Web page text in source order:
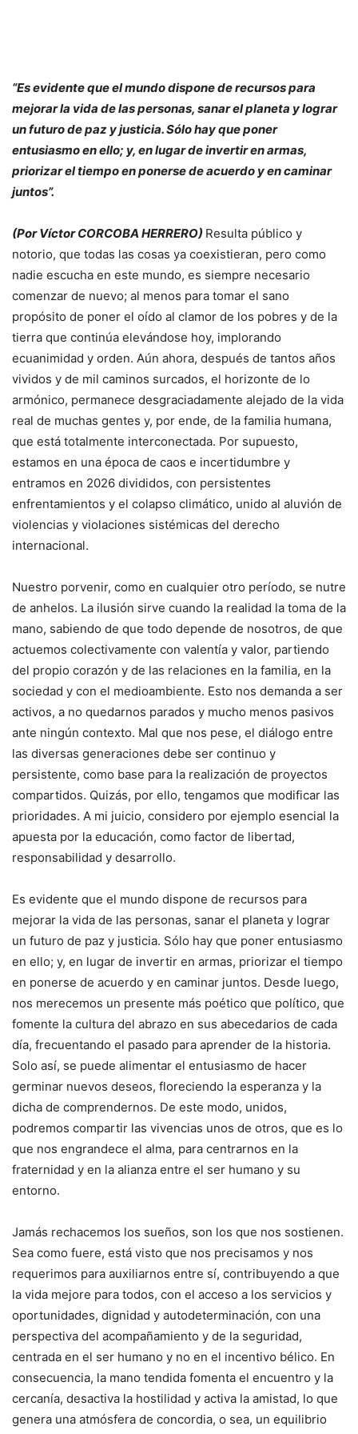
“Es evidente que el mundo dispone de recursos para
mejorar la vida de las personas, sanar el planeta y lograr
un futuro de paz y justicia. Sólo hay que poner
entusiasmo en ello; y, en lugar de invertir en armas,
priorizar el tiempo en ponerse de acuerdo y en caminar
juntos”.
(Por Víctor CORCOBA HERRERO) Resulta público y
notorio, que todas las cosas ya coexistieran, pero como
nadie escucha en este mundo, es siempre necesario
comenzar de nuevo; al menos para tomar el sano
propósito de poner el oído al clamor de los pobres y de la
tierra que continúa elevándose hoy, implorando
ecuanimidad y orden. Aún ahora, después de tantos años
vividos y de mil caminos surcados, el horizonte de lo
armónico, permanece desgraciadamente alejado de la vida
real de muchas gentes y, por ende, de la familia humana,
que está totalmente interconectada. Por supuesto,
estamos en una época de caos e incertidumbre y
entramos en 2026 divididos, con persistentes
enfrentamientos y el colapso climático, unido al aluvión de
violencias y violaciones sistémicas del derecho
internacional.
Nuestro porvenir, como en cualquier otro período, se nutre
de anhelos. La ilusión sirve cuando la realidad la toma de la
mano, sabiendo de que todo depende de nosotros, de que
actuemos colectivamente con valentía y valor, partiendo
del propio corazón y de las relaciones en la familia, en la
sociedad y con el medioambiente. Esto nos demanda a ser
activos, a no quedarnos parados y mucho menos pasivos
ante ningún contexto. Mal que nos pese, el diálogo entre
las diversas generaciones debe ser continuo y
persistente, como base para la realización de proyectos
compartidos. Quizás, por ello, tengamos que modificar las
prioridades. A mi juicio, considero por ejemplo esencial la
apuesta por la educación, como factor de libertad,
responsabilidad y desarrollo.
Es evidente que el mundo dispone de recursos para
mejorar la vida de las personas, sanar el planeta y lograr
un futuro de paz y justicia. Sólo hay que poner entusiasmo
en ello; y, en lugar de invertir en armas, priorizar el tiempo
en ponerse de acuerdo y en caminar juntos. Desde luego,
nos merecemos un presente más poético que político, que
fomente la cultura del abrazo en sus abecedarios de cada
día, frecuentando el pasado para aprender de la historia.
Solo así, se puede alimentar el entusiasmo de hacer
germinar nuevos deseos, floreciendo la esperanza y la
dicha de comprendernos. De este modo, unidos,
podremos compartir las vivencias unos de otros, que es lo
que nos engrandece el alma, para centrarnos en la
fraternidad y en la alianza entre el ser humano y su
entorno.
Jamás rechacemos los sueños, son los que nos sostienen.
Sea como fuere, está visto que nos precisamos y nos
requerimos para auxiliarnos entre sí, contribuyendo a que
la vida mejore para todos, con el acceso a los servicios y
oportunidades, dignidad y autodeterminación, con una
perspectiva del acompañamiento y de la seguridad,
centrada en el ser humano y no en el incentivo bélico. En
consecuencia, la mano tendida fomenta el encuentro y la
cercanía, desactiva la hostilidad y activa la amistad, lo que
genera una atmósfera de concordia, o sea, un equilibrio